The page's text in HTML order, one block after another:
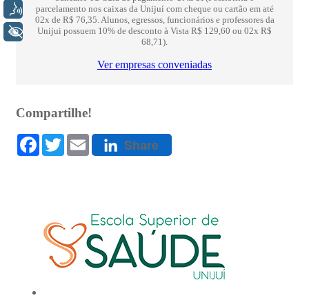
Voz
+ Acessibilidade